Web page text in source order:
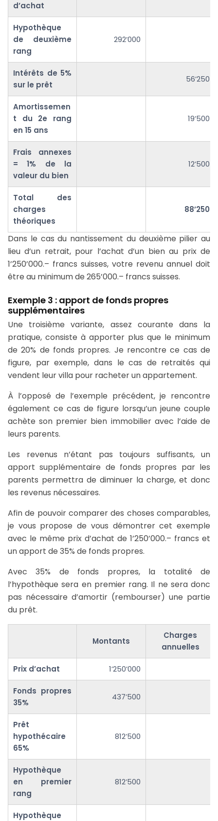
d’achat
Hypothèque
de deuxième
rang
292’000
Intérêts de 5%
sur le prêt
56’250
Amortissemen
t du 2e rang
en 15 ans
19’500
Frais annexes
= 1% de la
valeur du bien
12’500
Total des
charges
théoriques
88’250
Dans le cas du nantissement du deuxième pilier au
lieu d’un retrait, pour l’achat d’un bien au prix de
1’250’000.– francs suisses, votre revenu annuel doit
être au minimum de 265’000.– francs suisses.
Exemple 3 : apport de fonds propres
supplémentaires
Une troisième variante, assez courante dans la
pratique, consiste à apporter plus que le minimum
de 20% de fonds propres. Je rencontre ce cas de
figure, par exemple, dans le cas de retraités qui
vendent leur villa pour racheter un appartement.
À l’opposé de l’exemple précédent, je rencontre
également ce cas de figure lorsqu’un jeune couple
achète son premier bien immobilier avec l’aide de
leurs parents.
Les revenus n’étant pas toujours suffisants, un
apport supplémentaire de fonds propres par les
parents permettra de diminuer la charge, et donc
les revenus nécessaires.
Afin de pouvoir comparer des choses comparables,
je vous propose de vous démontrer cet exemple
avec le même prix d’achat de 1’250’000.– francs et
un apport de 35% de fonds propres.
Avec 35% de fonds propres, la totalité de
l’hypothèque sera en premier rang. Il ne sera donc
pas nécessaire d’amortir (rembourser) une partie
du prêt.
Montants
Charges
annuelles
Prix d’achat 1’250’000
Fonds propres
35%
437’500
Prêt
hypothécaire
65%
812’500
Hypothèque
en premier
rang
812’500
Hypothèque